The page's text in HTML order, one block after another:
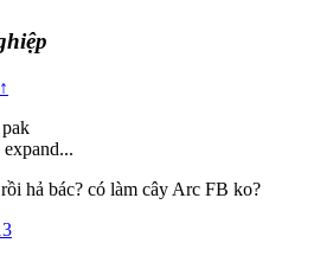
↑
hả bác? có làm cây Arc FB ko?